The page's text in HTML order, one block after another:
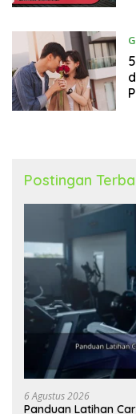
Postingan
6 Agustus 2026
Panduan Latihan